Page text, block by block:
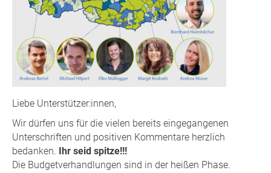
Liebe Unterstützer:innen,
Wir dürfen uns für die vielen bereits eingegangenen
Unterschriften und positiven Kommentare herzlich
bedanken. Ihr seid spitze!!!
Die Budgetverhandlungen sind in der heißen Phase.